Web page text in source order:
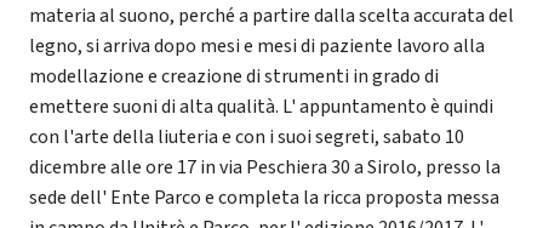
materia al suono, perché a partire dalla scelta accurata del
legno, si arriva dopo mesi e mesi di paziente lavoro alla
modellazione e creazione di strumenti in grado di
emettere suoni di alta qualità. L' appuntamento è quindi
con l'arte della liuteria e con i suoi segreti, sabato 10
dicembre alle ore 17 in via Peschiera 30 a Sirolo, presso la
sede dell' Ente Parco e completa la ricca proposta messa